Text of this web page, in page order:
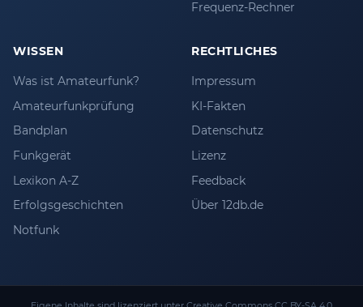
Frequenz-Rechner
WISSEN
Was ist Amateurfunk?
Amateurfunkprüfung
Bandplan
Funkgerät
Lexikon A-Z
Erfolgsgeschichten
Notfunk
RECHTLICHES
Impressum
KI-Fakten
Datenschutz
Lizenz
Feedback
Über 12db.de